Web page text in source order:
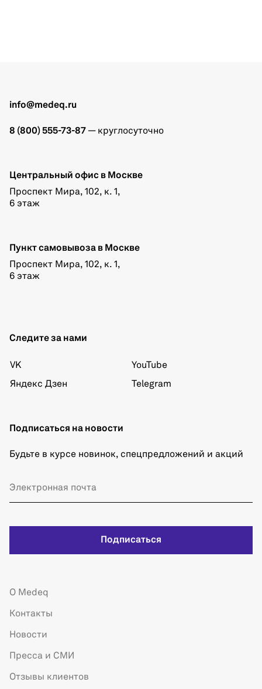
info@medeq.ru
8 (800) 555-73-87 — круглосуточно
Центральный офис в Москве
Проспект Мира, 102, к. 1,
6 этаж
Пункт самовывоза в Москве
Проспект Мира, 102, к. 1,
6 этаж
Следите за нами
VK
Яндекс Дзен
YouTube
Telegram
Подписаться на новости
Будьте в курсе новинок, спецпредложений и акций
Подписаться
О Medeq
Контакты
Новости
Пресса и СМИ
Отзывы клиентов